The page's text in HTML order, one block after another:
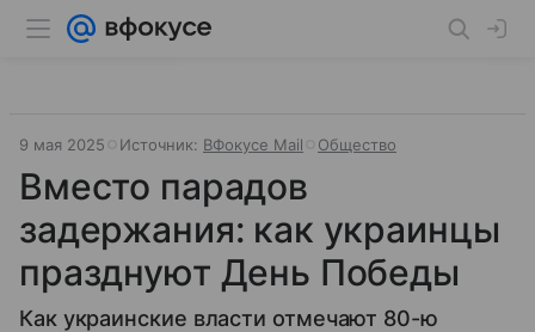
9 мая 2025 Источник: ВФокусе Mail Общество
Вместо парадов
задержания: как украинцы
празднуют День Победы
Как украинские власти отмечают 80-ю